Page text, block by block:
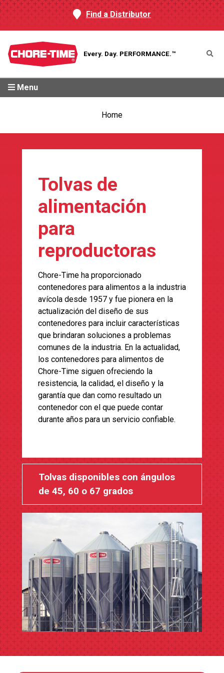
Find a Distributor
Every. Day. PERFORMANCE.™
Menu
Home
Tolvas de
alimentación
para
reproductoras
Chore-Time ha proporcionado
contenedores para alimentos a la industria
avícola desde 1957 y fue pionera en la
actualización del diseño de sus
contenedores para incluir características
que brindaran soluciones a problemas
comunes de la industria. En la actualidad,
los contenedores para alimentos de
Chore-Time siguen ofreciendo la
resistencia, la calidad, el diseño y la
garantía que dan como resultado un
contenedor con el que puede contar
durante años para un servicio confiable.
Tolvas disponibles con ángulos
de 45, 60 o 67 grados